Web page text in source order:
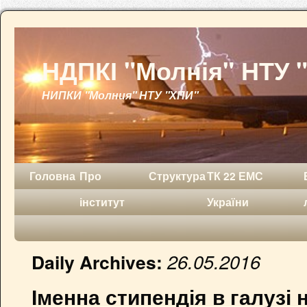
НДПКІ "Молнія" НТУ
НИПКИ "Молния" НТУ "ХПИ"
Головна Про
інститут
СтруктураТК 22 ЕМС
України
Daily Archives:26.05.2016
Іменна стипендія в галузі